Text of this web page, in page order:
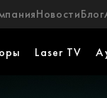
НовостиБлог
Laser TV